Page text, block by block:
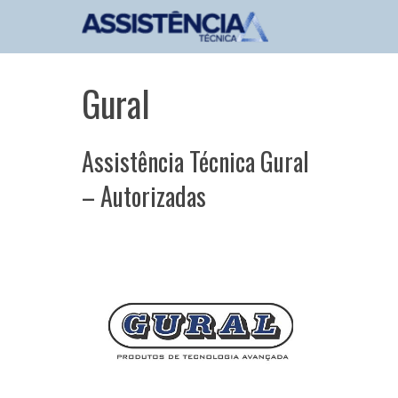
Gural
Assistência Técnica Gural
– Autorizadas